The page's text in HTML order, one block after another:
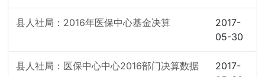
县人社局：2016年医保中心基金决算
2017-
05-30
县人社局：医保中心中心2016部门决算数据
2017-